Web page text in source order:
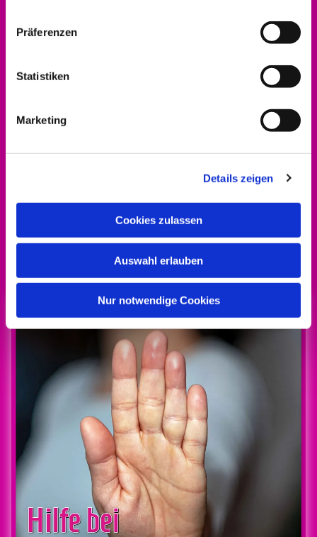
Präferenzen
Statistiken
Marketing
Details zeigen
Cookies zulassen
Auswahl erlauben
Nur notwendige Cookies
Alle Infos zum Engagement-Förderpreis gibt
es hier!